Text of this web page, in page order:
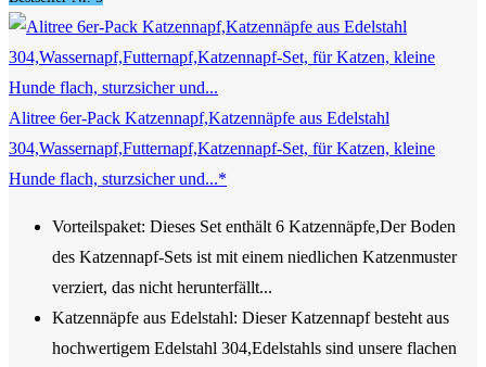
Alitree 6er-Pack Katzennapf,Katzennäpfe aus Edelstahl
304,Wassernapf,Futternapf,Katzennapf-Set, für Katzen, kleine
Hunde flach, sturzsicher und...*
Vorteilspaket: Dieses Set enthält 6 Katzennäpfe,Der Boden
des Katzennapf-Sets ist mit einem niedlichen Katzenmuster
verziert, das nicht herunterfällt...
Katzennäpfe aus Edelstahl: Dieser Katzennapf besteht aus
hochwertigem Edelstahl 304,Edelstahls sind unsere flachen